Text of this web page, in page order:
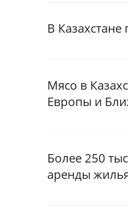
В
Мясо в
Европы и
Более 250
аренды